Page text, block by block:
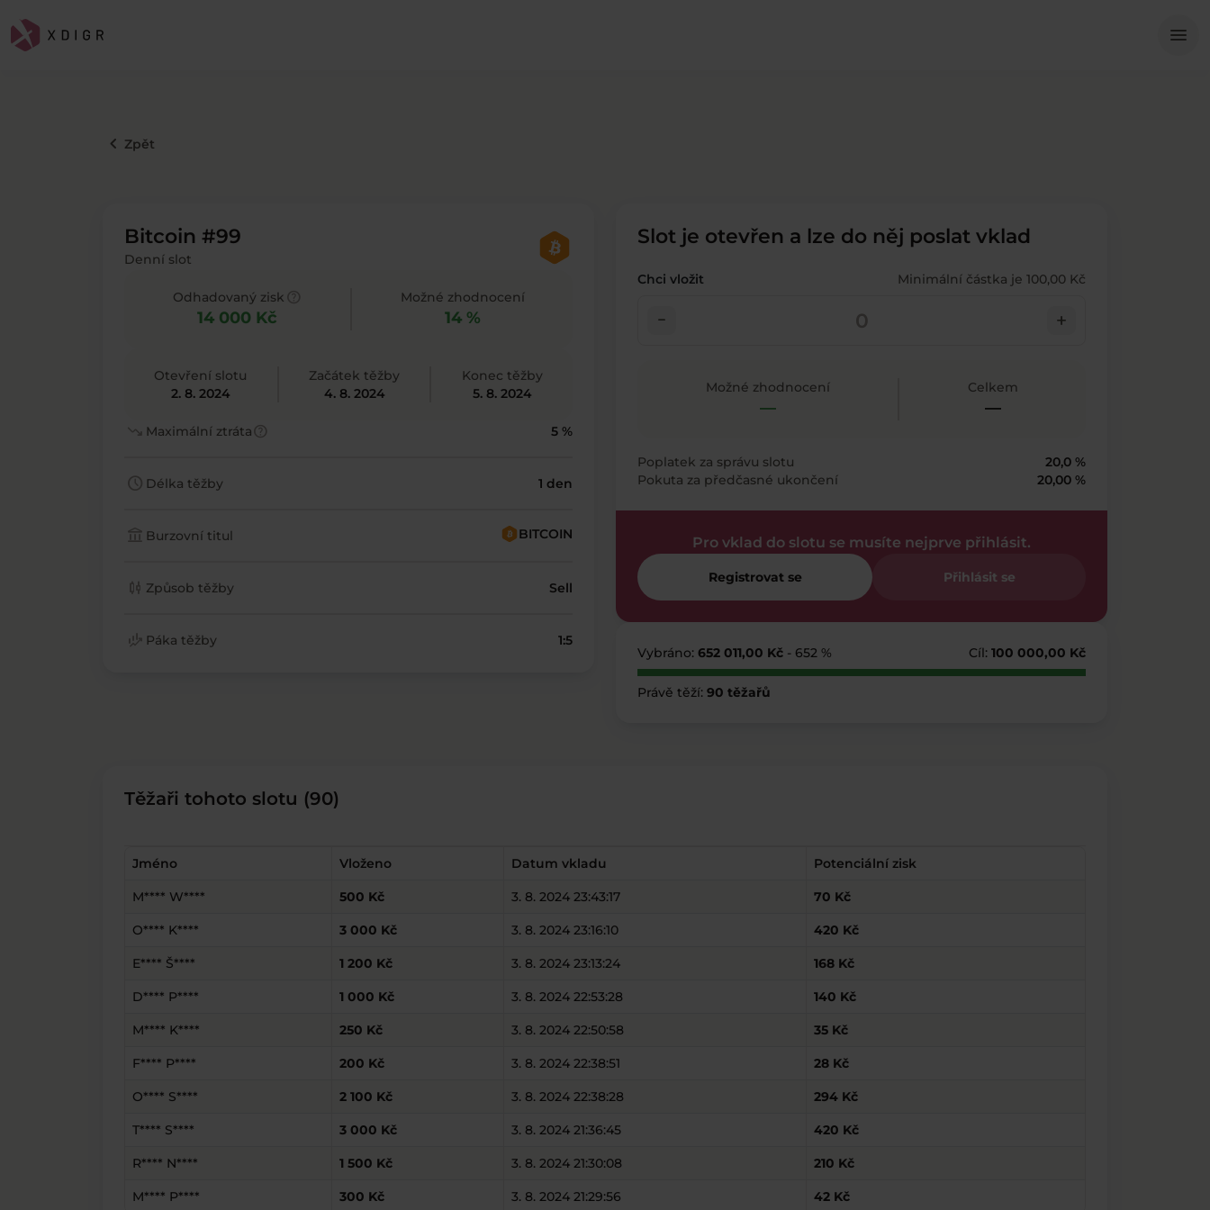
menu
keyboard_arrow_left Zpět
Bitcoin #99
Denní slot
Odhadovaný zisk
14 000 Kč
Možné zhodnocení
14 %
Otevření slotu
2. 8. 2024
Začátek těžby
4. 8. 2024
Konec těžby
5. 8. 2024
trending_down Maximální ztrátahelp 5 %
schedule Délka těžby 1 den
account_balance Burzovní titul BITCOIN
candlestick_chart Způsob těžby Sell
finance_mode Páka těžby 1:5
Slot je otevřen a lze do něj poslat vklad
Chci vložit Minimální částka je 100,00 Kč
check_indeterminate_small add
Možné zhodnocení
—
Celkem
—
Poplatek za správu slotu
20,0 %
Pokuta za předčasné ukončení
20,00 %
Pro vklad do slotu se musíte nejprve přihlásit.
Registrovat se Přihlásit se
Vybráno: 652 011,00 Kč - 652 % Cíl: 100 000,00 Kč
Právě těží: 90 těžařů
Těžaři tohoto slotu (90)
Jméno Vloženo Datum vkladu Potenciální zisk
M**** W**** 500 Kč 3. 8. 2024 23:43:17 70 Kč
O**** K**** 3 000 Kč 3. 8. 2024 23:16:10 420 Kč
E**** Š**** 1 200 Kč 3. 8. 2024 23:13:24 168 Kč
D**** P**** 1 000 Kč 3. 8. 2024 22:53:28 140 Kč
M**** K**** 250 Kč 3. 8. 2024 22:50:58 35 Kč
F**** P**** 200 Kč 3. 8. 2024 22:38:51 28 Kč
O**** S**** 2 100 Kč 3. 8. 2024 22:38:28 294 Kč
T**** S**** 3 000 Kč 3. 8. 2024 21:36:45 420 Kč
R**** N**** 1 500 Kč 3. 8. 2024 21:30:08 210 Kč
M**** P**** 300 Kč 3. 8. 2024 21:29:56 42 Kč